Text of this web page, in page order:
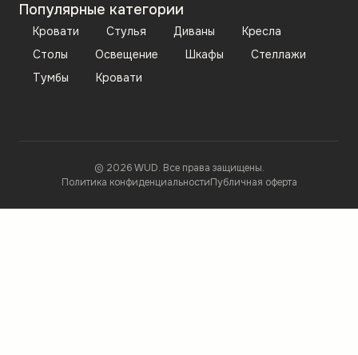
Популярные категории
Кровати Стулья Диваны
Кресла
Столы
Освещение Шкафы
Стеллажи
Тумбы
Кровати
© 2026 WUD. Все права защищены.
Политика конфиденциальностиПубличная оферта